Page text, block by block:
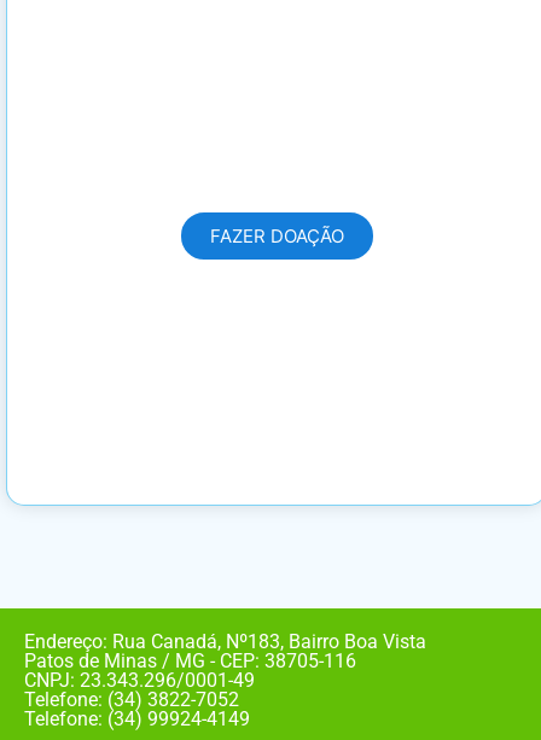
FAZER DOAÇÃO
Endereço: Rua Canadá, Nº183, Bairro Boa Vista
Patos de Minas / MG - CEP: 38705-116
CNPJ: 23.343.296/0001-49
Telefone: (34) 3822-7052
Telefone: (34) 99924-4149